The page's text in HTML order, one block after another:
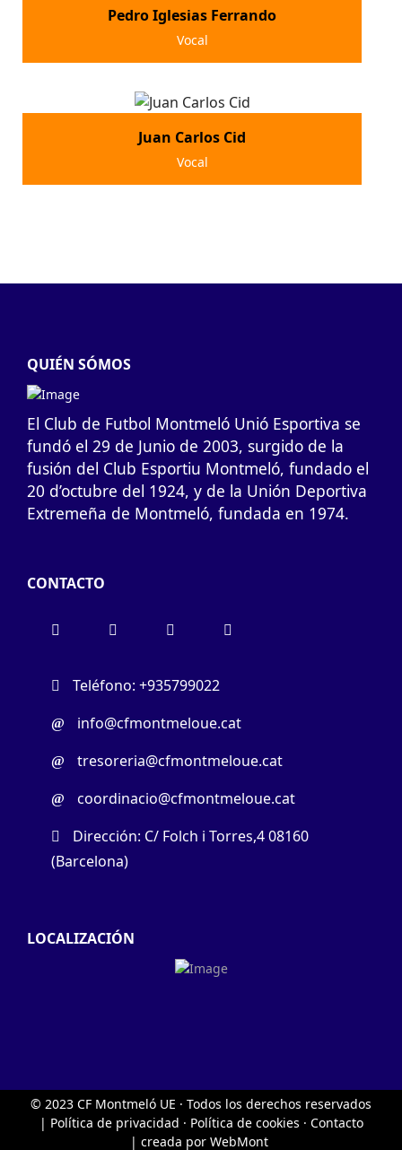
Pedro Iglesias Ferrando
Vocal
Juan Carlos Cid
Vocal
QUIÉN SÓMOS
El Club de Futbol Montmeló Unió Esportiva se
fundó el 29 de Junio de 2003, surgido de la
fusión del Club Esportiu Montmeló, fundado el
20 d’octubre del 1924, y de la Unión Deportiva
Extremeña de Montmeló, fundada en 1974.
CONTACTO
Teléfono: +935799022
info@cfmontmeloue.cat
tresoreria@cfmontmeloue.cat
coordinacio@cfmontmeloue.cat
Dirección: C/ Folch i Torres,4 08160
(Barcelona)
LOCALIZACIÓN
© 2023 CF Montmeló UE · Todos los derechos reservados
| Política de privacidad · Política de cookies · Contacto
| creada por WebMont